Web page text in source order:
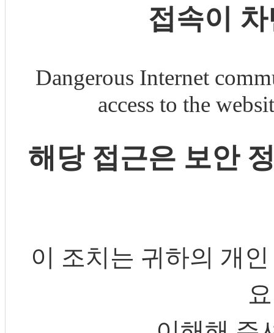
접속이
Dangerous Internet
access to the
해당 접근은 보안
이 조치는 귀하의 개